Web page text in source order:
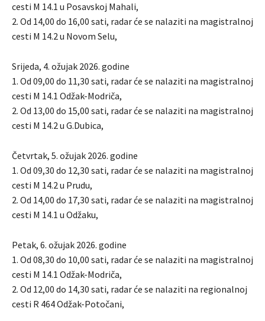
cesti M 14.1 u Posavskoj Mahali,
2. Od 14,00 do 16,00 sati, radar će se nalaziti na magistralnoj
cesti M 14.2 u Novom Selu,
Srijeda, 4. ožujak 2026. godine
1. Od 09,00 do 11,30 sati, radar će se nalaziti na magistralnoj
cesti M 14.1 Odžak-Modriča,
2. Od 13,00 do 15,00 sati, radar će se nalaziti na magistralnoj
cesti M 14.2 u G.Dubica,
Četvrtak, 5. ožujak 2026. godine
1. Od 09,30 do 12,30 sati, radar će se nalaziti na magistralnoj
cesti M 14.2 u Prudu,
2. Od 14,00 do 17,30 sati, radar će se nalaziti na magistralnoj
cesti M 14.1 u Odžaku,
Petak, 6. ožujak 2026. godine
1. Od 08,30 do 10,00 sati, radar će se nalaziti na magistralnoj
cesti M 14.1 Odžak-Modriča,
2. Od 12,00 do 14,30 sati, radar će se nalaziti na regionalnoj
cesti R 464 Odžak-Potočani,